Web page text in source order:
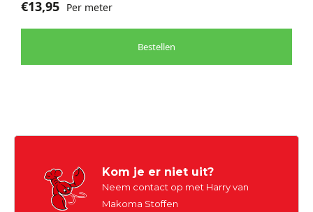
€13,95 Per meter
Bestellen
Kom je er niet uit?
Neem contact op met Harry van
Makoma Stoffen